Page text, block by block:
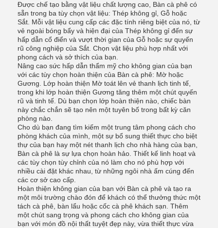
Được chế tạo bằng vật liệu chất lượng cao, Bàn cà phê có
sẵn trong ba tùy chọn vật liệu: Thép không gỉ, Gỗ hoặc
Sắt. Mỗi vật liệu cung cấp các đặc tính riêng biệt của nó, từ
vẻ ngoài bóng bẩy và hiện đại của Thép không gỉ đến sự
hấp dẫn cổ điển và vượt thời gian của Gỗ hoặc sự quyến
rũ công nghiệp của Sắt. Chọn vật liệu phù hợp nhất với
phong cách và sở thích của bạn.
Nâng cao sức hấp dẫn thẩm mỹ cho không gian của bạn
với các tùy chọn hoàn thiện của Bàn cà phê: Mờ hoặc
Gương. Lớp hoàn thiện Mờ toát lên vẻ thanh lịch tinh tế,
trong khi lớp hoàn thiện Gương tăng thêm một chút quyến
rũ và tinh tế. Dù bạn chọn lớp hoàn thiện nào, chiếc bàn
này chắc chắn sẽ tạo nên một tuyên bố trong bất kỳ căn
phòng nào.
Cho dù bạn đang tìm kiếm một trung tâm phong cách cho
phòng khách của mình, một sự bổ sung thiết thực cho biệt
thự của bạn hay một nét thanh lịch cho nhà hàng của bạn,
Bàn cà phê là sự lựa chọn hoàn hảo. Thiết kế linh hoạt và
các tùy chọn tùy chỉnh của nó làm cho nó phù hợp với
nhiều cài đặt khác nhau, từ những ngôi nhà ấm cúng đến
các cơ sở cao cấp.
Hoàn thiện không gian của bạn với Bàn cà phê và tạo ra
một môi trường chào đón để khách có thể thưởng thức một
tách cà phê, bàn lẩu hoặc cốc cà phê khách sạn. Thêm
một chút sang trọng và phong cách cho không gian của
bạn với món đồ nội thất tuyệt đẹp này, vừa thiết thực vừa